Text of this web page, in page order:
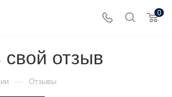
0
отзыв
— Отзывы